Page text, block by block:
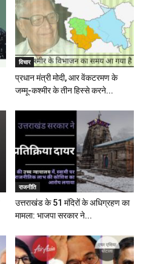
विचार
प्रधान मंत्री मोदी, आर वेंकटरमण के
जम्मू-कश्मीर के तीन हिस्से करने...
राजनीति
उत्तराखंड के 51 मंदिरों के अधिग्रहण का
मामला: भाजपा सरकार ने...